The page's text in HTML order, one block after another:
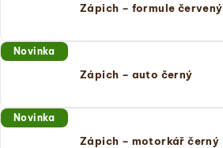
Zápich – formule červený
Novinka
Zápich – auto černý
Novinka
Zápich – motorkář černý